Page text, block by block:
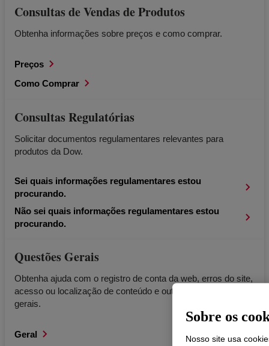
Consultas de Vendas de Produtos
Obtenha informações sobre preços e como comprar.
Preços
Como Comprar
Consultas Regulatórias
Solicitar documentos regulamentares relevantes para
produtos da Dow.
Sei quais informações regulamentares estou
procurando.
Não sei quais informações regulamentares estou
procurando.
Questões Gerais
Obtenha ajuda com o registro de conta da web, erros do site,
acesso ou localização de conteúdo e outras consultas
gerais.
Geral
Sobre os
Nosso site usa